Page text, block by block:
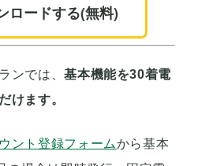
ロードする(無料)
ンでは、基本機能を30着電
けます。
ント登録フォームから基本